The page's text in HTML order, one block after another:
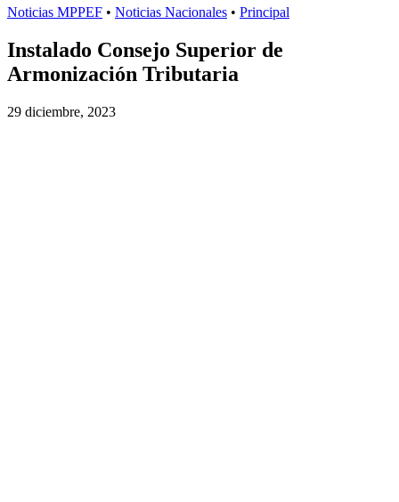
Noticias MPPEF • Noticias Nacionales • Principal
Instalado Consejo Superior de
Armonización Tributaria
29 diciembre, 2023